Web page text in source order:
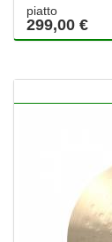
piatto
299,00 €